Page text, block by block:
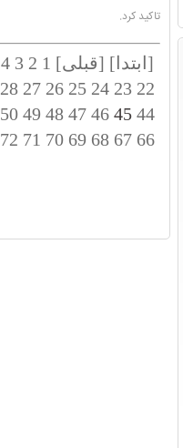
تاکید کرد.
[ابتدا] [قبلی] 1
2
3
4
22
23
24
25
26
27
28
44
46
47
48
49
50
66
67
68
69
70
71
72